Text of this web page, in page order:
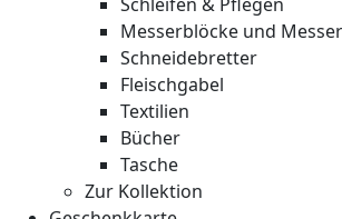
Messerblöcke und
Schneidebretter
Fleischgabel
Textilien
Bücher
Tasche
Zur Kollektion